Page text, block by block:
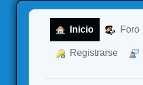
Inicio Foro
Registrarse